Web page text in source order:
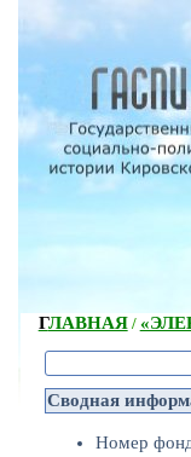
ГЛАВНАЯ/
Сводная
Номер